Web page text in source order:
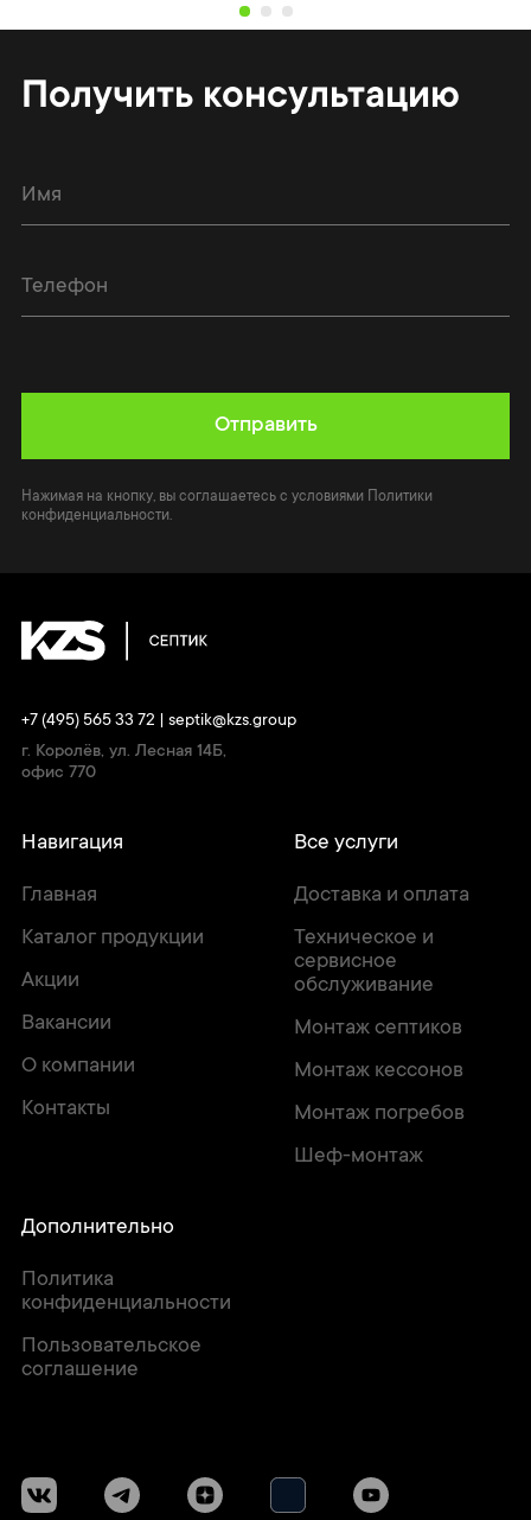
Получить консультацию
Отправить
Нажимая на кнопку, вы соглашаетесь с условиями Политики
конфиденциальности.
+7 (495) 565 33 72
septik@kzs.group
г. Королёв, ул. Лесная 14Б,
офис 770
Навигация
Главная
Каталог продукции
Акции
Вакансии
О компании
Контакты
Все услуги
Доставка и оплата
Техническое и
сервисное
обслуживание
Монтаж септиков
Монтаж кессонов
Монтаж погребов
Шеф-монтаж
Дополнительно
Политика
конфиденциальности
Пользовательское
соглашение